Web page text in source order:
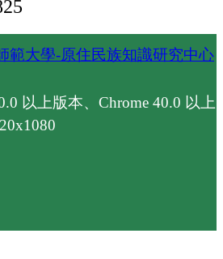
範大學-原住民族知識研究中心
以上版本、Chrome 40.0 以上